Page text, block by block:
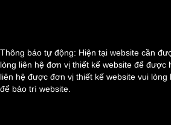
Thông báo tự động: Hiện tại website cần
lòng liên hệ đơn vị thiết kế website để được
liên hệ được đơn vị thiết kế website vui lòng
để bảo trì website.